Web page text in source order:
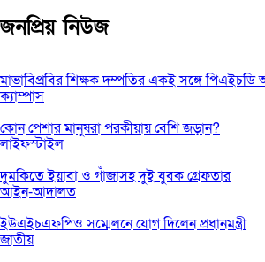
জনপ্রিয় নিউজ
মাভাবিপ্রবির শিক্ষক দম্পতির একই সঙ্গে পিএইচডি
ক্যাম্পাস
কোন পেশার মানুষরা পরকীয়ায় বেশি জড়ান?
লাইফস্টাইল
দুমকিতে ইয়াবা ও গাঁজাসহ দুই যুবক গ্রেফতার
আইন-আদালত
ইউএইচএফপিও সম্মেলনে যোগ দিলেন প্রধানমন্ত্রী
জাতীয়